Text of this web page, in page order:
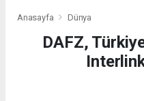
Anasayfa Dünya
DAFZ,